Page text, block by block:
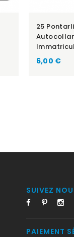
25
6,00 €
SUIVEZ
PAIEMENT